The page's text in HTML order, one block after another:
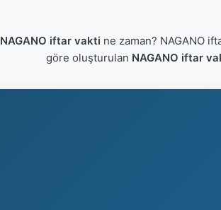
NAGANO iftar vakti ne zaman? NAGANO
göre oluşturulan NAGANO iftar